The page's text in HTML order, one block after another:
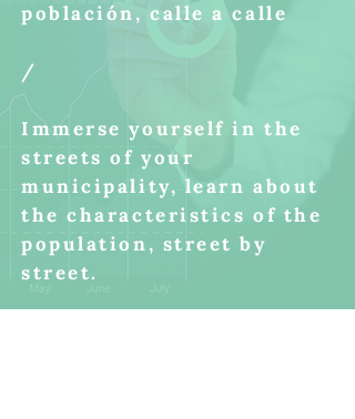
población, calle a calle
/
Immerse yourself in the
streets of your
municipality, learn about
the characteristics of the
population, street by
street.